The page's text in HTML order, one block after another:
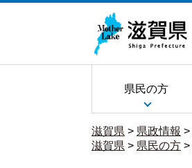
県民の方
滋賀県 > 県政情報 >
滋賀県 > 県民の方 >